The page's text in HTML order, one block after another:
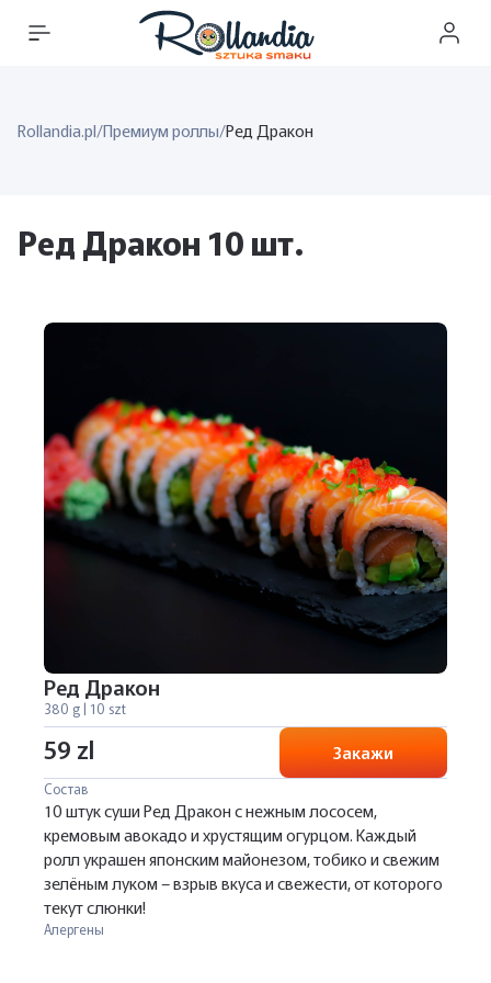
Rollandia.pl/Премиум роллы/Ред Дракон
Ред Дракон 10 шт.
Ред Дракон
380 g | 10 szt
59 zl Закажи
Состав
10 штук суши Ред Дракон с нежным лососем,
кремовым авокадо и хрустящим огурцом. Каждый
ролл украшен японским майонезом, тобико и свежим
зелёным луком – взрыв вкуса и свежести, от которого
текут слюнки!
Алергены